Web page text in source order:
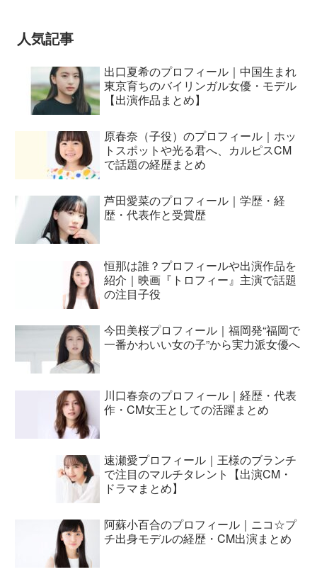
人気記事
出口夏希のプロフィール｜中国生まれ
東京育ちのバイリンガル女優・モデル
【出演作品まとめ】
原春奈（子役）のプロフィール｜ホッ
トスポットや光る君へ、カルピスCM
で話題の経歴まとめ
芦田愛菜のプロフィール｜学歴・経
歴・代表作と受賞歴
恒那は誰？プロフィールや出演作品を
紹介｜映画『トロフィー』主演で話題
の注目子役
今田美桜プロフィール｜福岡発“福岡で
一番かわいい女の子”から実力派女優へ
川口春奈のプロフィール｜経歴・代表
作・CM女王としての活躍まとめ
速瀬愛プロフィール｜王様のブランチ
で注目のマルチタレント【出演CM・
ドラマまとめ】
阿蘇小百合のプロフィール｜ニコ☆プ
チ出身モデルの経歴・CM出演まとめ